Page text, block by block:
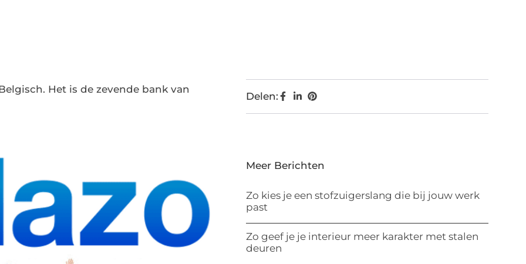
Het is de zevende bank van
Delen:
Meer Berichten
Zo kies je een stofzuigerslang die bij jouw werk
past
Zo geef je je interieur meer karakter met stalen
deuren